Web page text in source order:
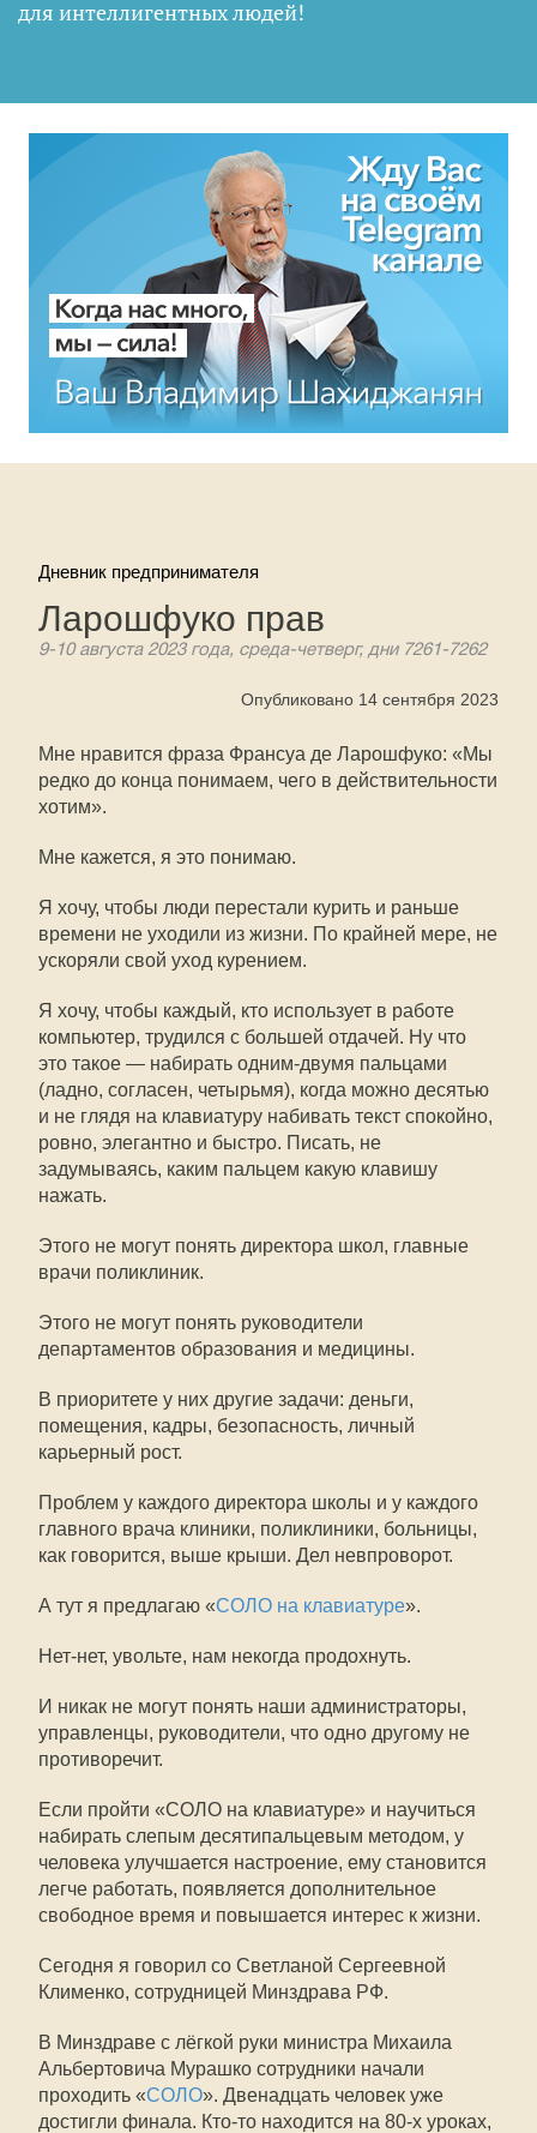
для интеллигентных людей!
Дневник предпринимателя
Ларошфуко прав
9-10 августа 2023 года, среда-четверг, дни 7261-7262
Опубликовано 14 сентября 2023
Мне нравится фраза Франсуа де Ларошфуко: «Мы
редко до конца понимаем, чего в действительности
хотим».
Мне кажется, я это понимаю.
Я хочу, чтобы люди перестали курить и раньше
времени не уходили из жизни. По крайней мере, не
ускоряли свой уход курением.
Я хочу, чтобы каждый, кто использует в работе
компьютер, трудился с большей отдачей. Ну что
это такое — набирать одним-двумя пальцами
(ладно, согласен, четырьмя), когда можно десятью
и не глядя на клавиатуру набивать текст спокойно,
ровно, элегантно и быстро. Писать, не
задумываясь, каким пальцем какую клавишу
нажать.
Этого не могут понять директора школ, главные
врачи поликлиник.
Этого не могут понять руководители
департаментов образования и медицины.
В приоритете у них другие задачи: деньги,
помещения, кадры, безопасность, личный
карьерный рост.
Проблем у каждого директора школы и у каждого
главного врача клиники, поликлиники, больницы,
как говорится, выше крыши. Дел невпроворот.
А тут я предлагаю «СОЛО на клавиатуре».
Нет-нет, увольте, нам некогда продохнуть.
И никак не могут понять наши администраторы,
управленцы, руководители, что одно другому не
противоречит.
Если пройти «СОЛО на клавиатуре» и научиться
набирать слепым десятипальцевым методом, у
человека улучшается настроение, ему становится
легче работать, появляется дополнительное
свободное время и повышается интерес к жизни.
Сегодня я говорил со Светланой Сергеевной
Клименко, сотрудницей Минздрава РФ.
В Минздраве с лёгкой руки министра Михаила
Альбертовича Мурашко сотрудники начали
проходить «СОЛО». Двенадцать человек уже
достигли финала. Кто-то находится на 80-х уроках,